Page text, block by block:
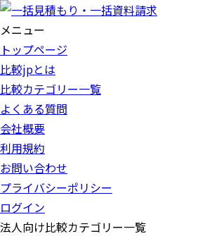
メニュー
トップページ
比較jpとは
比較カテゴリー一覧
よくある質問
会社概要
利用規約
お問い合わせ
プライバシーポリシー
ログイン
法人向け比較カテゴリー一覧